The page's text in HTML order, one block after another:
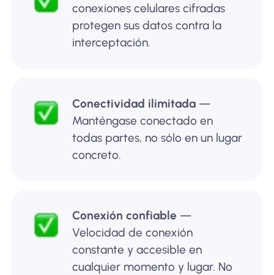
conexiones celulares cifradas
protegen sus datos contra la
interceptación.
Conectividad ilimitada —
Manténgase conectado en
todas partes, no sólo en un lugar
concreto.
Conexión confiable —
Velocidad de conexión
constante y accesible en
cualquier momento y lugar. No